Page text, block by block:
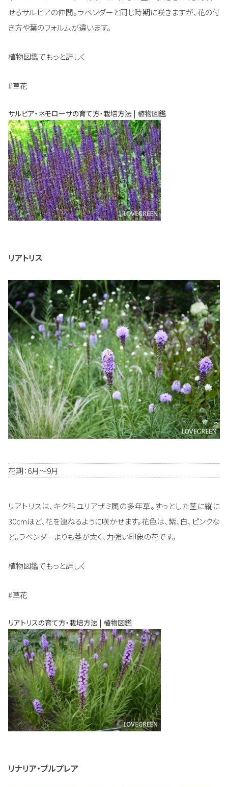
せるサルビアの仲間。ラベンダーと同じ時期に咲きますが、花の付
き方や葉のフォルムが違います。
植物図鑑でもっと詳しく
#草花
サルビア・ネモローサの育て方・栽培方法 | 植物図鑑
リアトリス
花期：6月～9月
リアトリスは、キク科ユリアザミ属の多年草。すっとした茎に縦に
30cmほど、花を連ねるように咲かせます。花色は、紫、白、ピンクな
ど。ラベンダーよりも茎が太く、力強い印象の花です。
植物図鑑でもっと詳しく
#草花
リアトリスの育て方・栽培方法 | 植物図鑑
リナリア・プルプレア